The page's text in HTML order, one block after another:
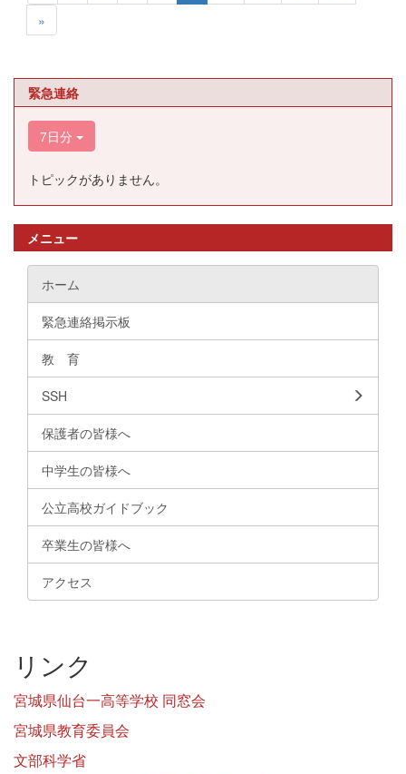
»
緊急連絡
7日分
トピックがありません。
メニュー
ホーム
緊急連絡掲示板
教 育
SSH
保護者の皆様へ
中学生の皆様へ
公立高校ガイドブック
卒業生の皆様へ
アクセス
リンク
宮城県仙台一高等学校 同窓会
宮城県教育委員会
文部科学省